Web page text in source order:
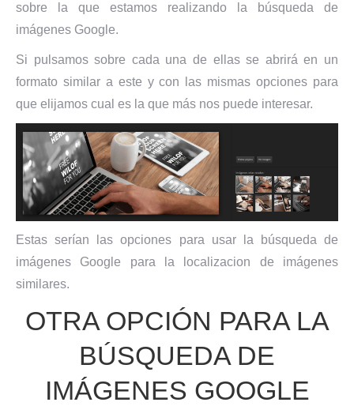
sobre la que estamos realizando la búsqueda de
imágenes Google.
Si pulsamos sobre cada una de ellas se abrirá en un
formato similar a este y con las mismas opciones para
que elijamos cual es la que más nos puede interesar.
Estas serían las opciones para usar la búsqueda de
imágenes Google para la localizacion de imágenes
similares.
OTRA OPCIÓN PARA LA
BÚSQUEDA DE
IMÁGENES GOOGLE